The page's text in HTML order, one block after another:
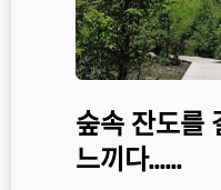
숲속 잔도를
느끼다……